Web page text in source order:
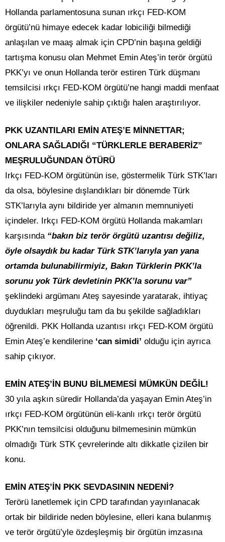
Hollanda parlamentosuna sunan ırkçı FED-KOM
örgütü’nü himaye edecek kadar lobiciliği bilmediği
anlaşılan ve maaş almak için CPD’nin başına geldiği
tartışma konusu olan Mehmet Emin Ateş’in terör örgütü
PKK’yı ve onun Hollanda terör estiren Türk düşmanı
temsilcisi ırkçı FED-KOM örgütü’ne hangi maddi menfaat
ve ilişkiler nedeniyle sahip çıktığı halen araştırılıyor.
PKK UZANTILARI EMİN ATEŞ’E MİNNETTAR;
ONLARA SAĞLADIĞI “TÜRKLERLE BERABERİZ”
MEŞRULUĞUNDAN ÖTÜRÜ
Irkçı FED-KOM örgütünün ise, göstermelik Türk STK’ları
da olsa, böylesine dışlandıkları bir dönemde Türk
STK’larıyla aynı bildiride yer almanın memnuniyeti
içindeler. Irkçı FED-KOM örgütü Hollanda makamları
karşısında “bakın biz terör örgütü uzantısı değiliz,
öyle olsaydık bu kadar Türk STK’larıyla yan yana
ortamda bulunabilirmiyiz, Bakın Türklerin PKK’la
sorunu yok Türk devletinin PKK’la sorunu var”
şeklindeki argümanı Ateş sayesinde yaratarak, ihtiyaç
duydukları meşruluğu tam da bu şekilde sağladıkları
öğrenildi. PKK Hollanda uzantısı ırkçı FED-KOM örgütü
Emin Ateş’e kendilerine ‘can simidi’ olduğu için ayrıca
sahip çıkıyor.
EMİN ATEŞ’İN BUNU BİLMEMESİ MÜMKÜN DEĞİL!
30 yıla aşkın süredir Hollanda’da yaşayan Emin Ateş’in
ırkçı FED-KOM örgütünün eli-kanlı ırkçı terör örgütü
PKK’nın temsilcisi olduğunu bilmemesinin mümkün
olmadığı Türk STK çevrelerinde altı dikkatle çizilen bir
konu.
EMİN ATEŞ’İN PKK SEVDASININ NEDENİ?
Terörü lanetlemek için CPD tarafından yayınlanacak
ortak bir bildiride neden böylesine, elleri kana bulanmış
ve terör örgütü’yle özdeşleşmiş bir örgütün imzasına